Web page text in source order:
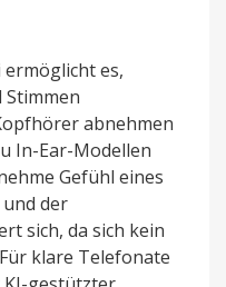
ermöglicht es,
abnehmen
In-Ear-Modellen
Gefühl eines
der
sich, da sich kein
klare Telefonate